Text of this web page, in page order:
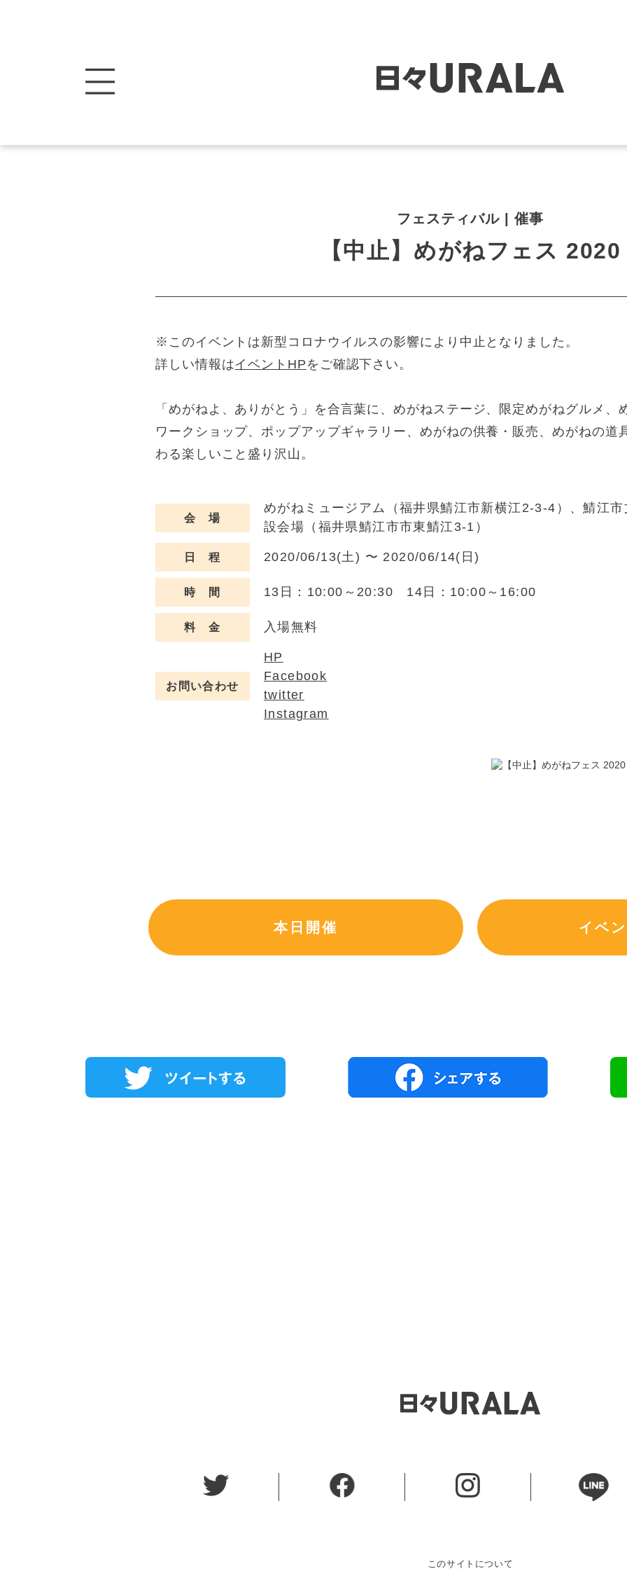
フェスティバル | 催事
【中止】めがねフェス 2020
※このイベントは新型コロナウイルスの影響により中止となりました。
詳しい情報はイベントHP をご確認下さい。
「めがねよ、ありがとう」を合⾔葉に、めがねステージ、限定めがねグルメ、
ワークショップ、ポップアップギャラリー、めがねの供養・販売、めがねの道
わる楽しいこと盛り沢山。
会 場
めがねミュージアム（福井県鯖江市新横江2-3-4）、鯖江
設会場（福井県鯖江市市東鯖江3-1）
日 程 2020/06/13(土) 〜 2020/06/14(日)
時 間 13日：10:00～20:30 14日：10:00～16:00
料 金 入場無料
お問い合わせ
HP
Facebook
twitter
Instagram
本日開催 イベ
このサイトについて